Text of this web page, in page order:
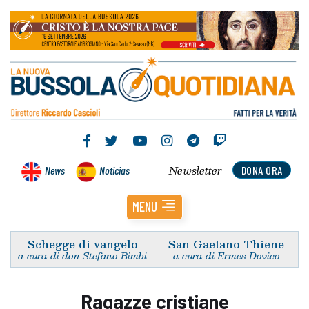
News Noticias DONA ORA
Newsletter
MENU
Schegge di vangelo
a cura di don Stefano Bimbi
San Gaetano Thiene
a cura di Ermes Dovico
Ragazze cristiane